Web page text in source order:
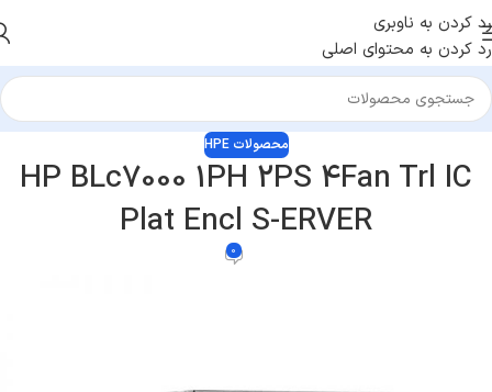
رد کردن به ناوبری
رد کردن به محتوای اصلی
محصولات HPE
HP BLc7000 1PH 2PS 4Fan Trl IC
Plat Encl S-ERVER
0